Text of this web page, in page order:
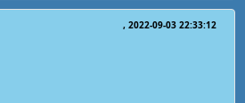
2022-09-03 22:33:12